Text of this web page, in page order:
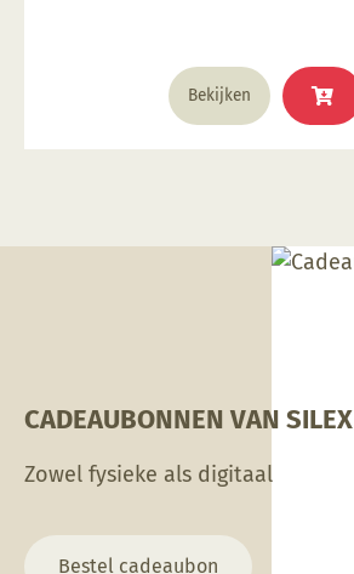
Bekijken
CADEAUBONNEN VAN SILEX
Zowel fysieke als digitaal
Bestel cadeaubon